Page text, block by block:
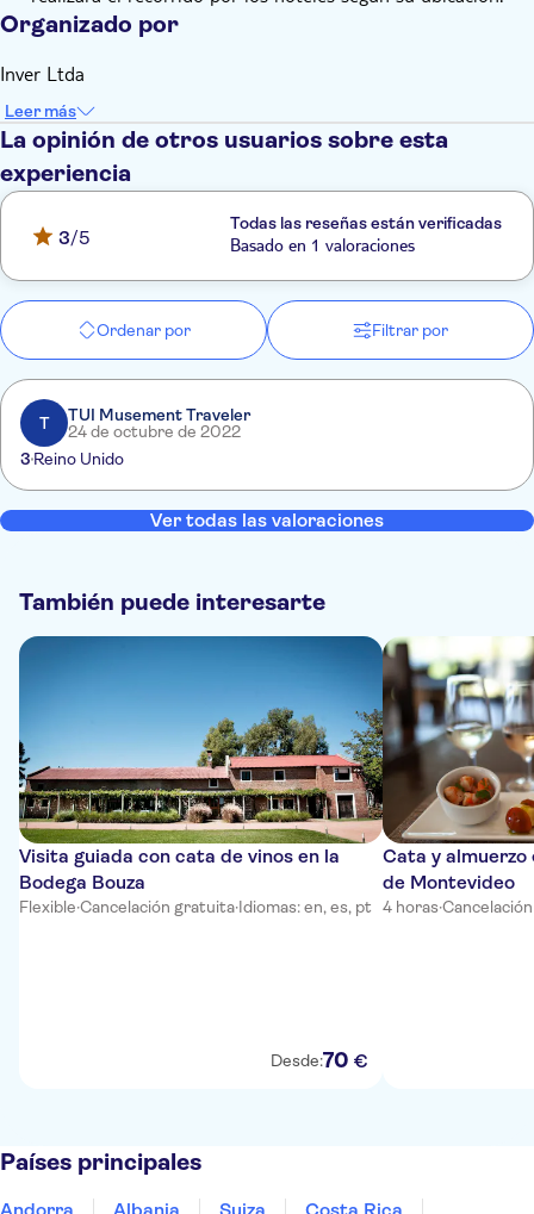
Organizado por
Inver Ltda
Leer más
La opinión de otros usuarios sobre esta
experiencia
3/5
Todas las reseñas están verificadas
Basado en 1 valoraciones
Ordenar por Filtrar por
T
TUI Musement Traveler
24 de octubre de 2022
3 Reino Unido
Ver todas las valoraciones
También puede interesarte
Visita guiada con cata de vinos en la
Bodega Bouza
Flexible·Cancelación gratuita·Idiomas: en, es, pt
Desde:70 €
Cata y almuerzo
de Montevideo
4 horas·
Países principales